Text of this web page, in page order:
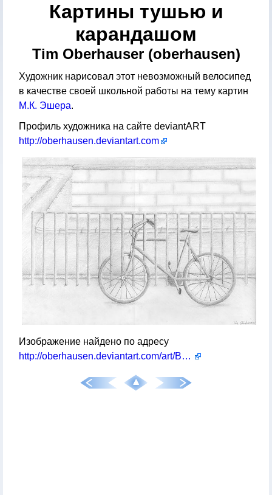
Картины тушью и
карандашом
Tim Oberhauser (oberhausen)
Художник нарисовал этот невозможный велосипед
в качестве своей школьной работы на тему картин
М.К. Эшера.
Профиль художника на сайте deviantART
http://oberhausen.deviantart.com
Изображение найдено по адресу
http://oberhausen.deviantart.com/art/Bicycle-33760825